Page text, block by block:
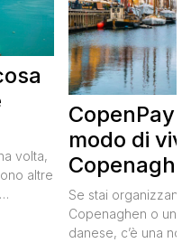
volta,
altre
Per
CopenPay:
modo di
meglio e
meno
Se stai
Copenaghen o un
danese, c’è una